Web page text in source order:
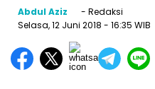
Abdul Aziz
- Redaksi
Selasa, 12 Juni 2018 - 16:35 WIB